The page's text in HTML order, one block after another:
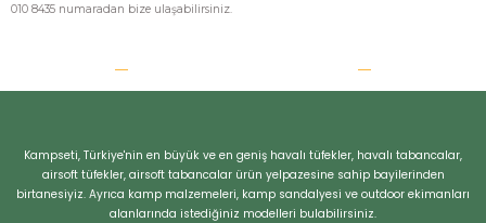
010 8435 numaradan bize ulaşabilirsiniz.
Kampseti, Türkiye'nin en büyük ve en geniş havalı tüfekler, havalı tabancalar,
airsoft tüfekler, airsoft tabancalar ürün yelpazesine sahip bayilerinden
birtanesiyiz. Ayrıca kamp malzemeleri, kamp sandalyesi ve outdoor ekimanları
alanlarında istediğiniz modelleri bulabilirsiniz.